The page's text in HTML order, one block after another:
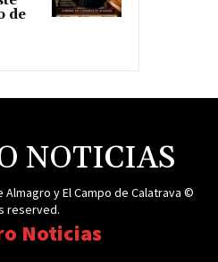
de
NOTICIAS
y El Campo de Calatrava ©
reserved.
Noticias